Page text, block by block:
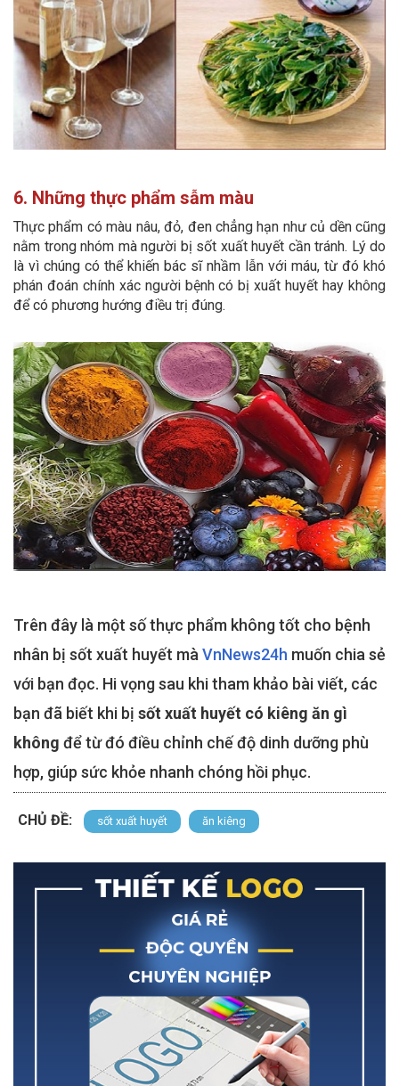
6. Những thực phẩm sẫm màu
Thực phẩm có màu nâu, đỏ, đen chẳng hạn như củ dền cũng
nằm trong nhóm mà người bị sốt xuất huyết cần tránh. Lý do
là vì chúng có thể khiến bác sĩ nhầm lẫn với máu, từ đó khó
phán đoán chính xác người bệnh có bị xuất huyết hay không
để có phương hướng điều trị đúng.
Trên đây là một số thực phẩm không tốt cho bệnh
nhân bị sốt xuất huyết mà VnNews24h muốn chia sẻ
với bạn đọc. Hi vọng sau khi tham khảo bài viết, các
bạn đã biết khi bị sốt xuất huyết có kiêng ăn gì
không để từ đó điều chỉnh chế độ dinh dưỡng phù
hợp, giúp sức khỏe nhanh chóng hồi phục.
CHỦ ĐỀ: sốt xuất huyết ăn kiêng